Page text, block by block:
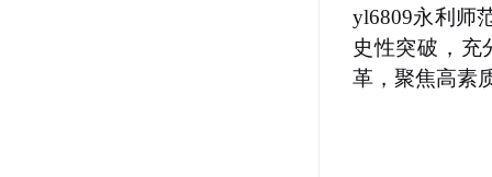
yl6809永利师
史性突破，充
革，聚焦高素